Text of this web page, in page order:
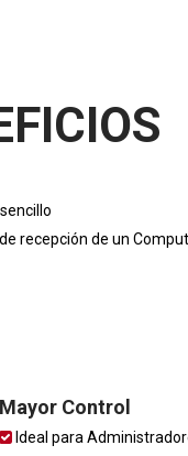
recepción de un
Mayor Control
Ideal para